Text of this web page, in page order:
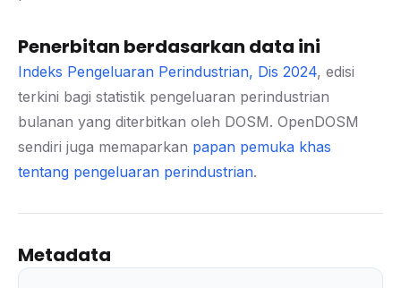
Penerbitan berdasarkan data ini
Indeks Pengeluaran Perindustrian, Dis 2024, edisi
terkini bagi statistik pengeluaran perindustrian
bulanan yang diterbitkan oleh DOSM. OpenDOSM
sendiri juga memaparkan papan pemuka khas
tentang pengeluaran perindustrian.
Metadata